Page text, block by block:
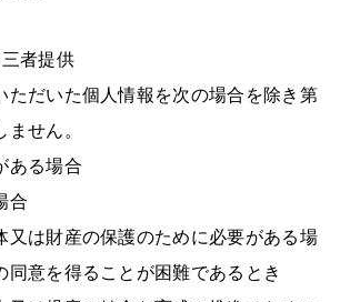
者提供
ただいた個人情報を次の場合を除き第
せん。
ある場合
合
又は財産の保護のために必要がある場
同意を得ることが困難であるとき